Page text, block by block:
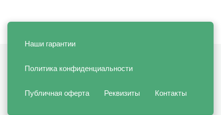
Наши гарантии
Политика конфиденциальности
Публичная оферта Реквизиты Контакты